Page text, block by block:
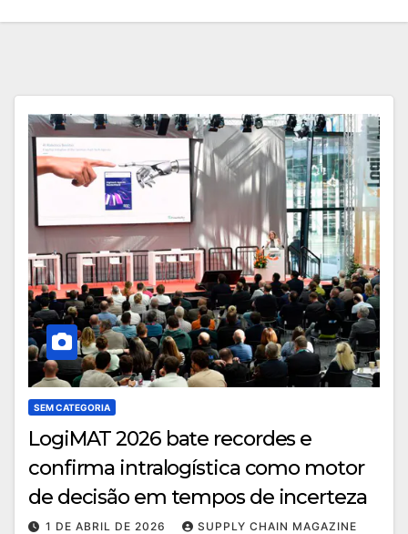
SEM CATEGORIA
LogiMAT 2026 bate recordes e
confirma intralogística como motor
de decisão em tempos de incerteza
1 DE ABRIL DE 2026
SUPPLY CHAIN MAGAZINE